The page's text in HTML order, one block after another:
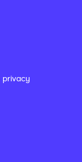
privacy